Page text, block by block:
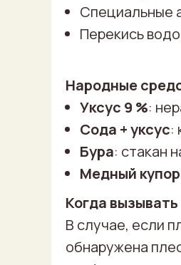
Специальные
Перекись
Народные
Уксус 9 %:
Сода + уксус:
Бура: стакан
Медный
Когда
В случае, если
обнаружена